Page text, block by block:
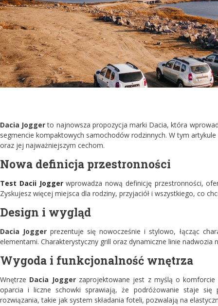
Dacia Joggerto najnowsza propozycja marki Dacia, która
segmencie kompaktowych samochodów rodzinnych. W tym
oraz jej najważniejszym cechom.
Nowa definicja przestronności
Test Dacii Joggerwprowadza nową definicję przestronności,
Zyskujesz więcej miejsca dla rodziny, przyjaciół i wszystkiego, co
Design i wygląd
Dacia Jogger prezentuje się nowocześnie i stylowo, łącząc
elementami. Charakterystyczny grill oraz dynamiczne linie
Wygoda i funkcjonalność wnętrza
Wnętrze Dacia Joggerzaprojektowane jest z myślą o komforcie
oparcia i liczne schowki sprawiają, że podróżowanie staje się
rozwiązania, takie jak system składania foteli, pozwalają na